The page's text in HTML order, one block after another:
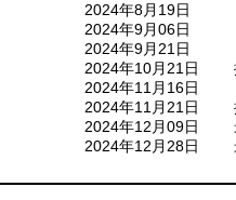
2024年8月19日
2024年9月06日 デ
2024年9月21日 デ
2024年10月21日
2024年11月16日
2024年11月21日
2024年12月09日
2024年12月28日